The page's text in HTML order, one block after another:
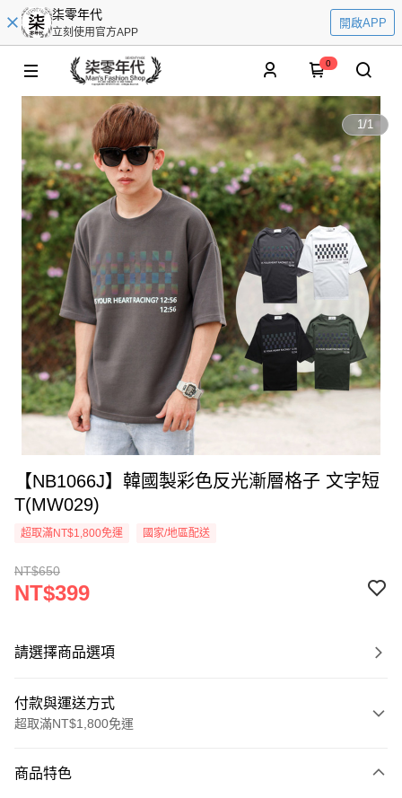
柒零年代
立刻使用官方APP
開啟APP
0
1/1
【NB1066J】韓國製彩色反光漸層格子 文字短
T(MW029)
超取滿NT$1,800免運 國家/地區配送
NT$650
NT$399
請選擇商品選項
付款與運送方式
超取滿NT$1,800免運
信用卡一次付款
商品特色